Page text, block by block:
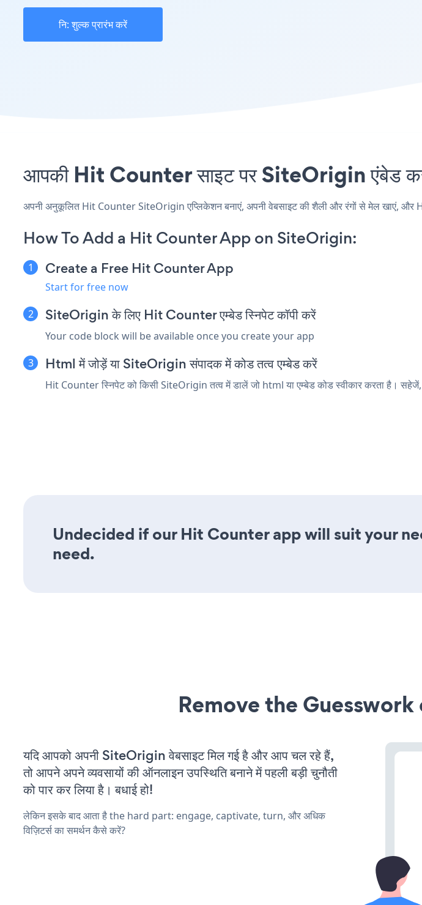
नि: शुल्क प्रारंभ करें
आपकी Hit Counter साइट पर SiteOrigin एंबेड
अपनी अनुकूलित Hit Counter SiteOrigin एप्लिकेशन बनाएं, अपनी वेबसाइट की शैली और रंगों से मेल खाएं, और
How To Add a Hit Counter App on SiteOrigin:
Create a Free Hit Counter App
Start for free now
SiteOrigin के लिए Hit Counter एम्बेड स्निपेट कॉपी करें
Your code block will be available once you create your app
Html में जोड़ें या SiteOrigin संपादक में कोड तत्व एम्बेड करें
Hit Counter स्निपेट को किसी SiteOrigin तत्व में डालें जो html या एम्बेड कोड स्वीकार करता है।
Undecided if our Hit Counter app will suit your
need.
Remove the
यदि आपको अपनी SiteOrigin वेबसाइट मिल गई है और आप चल रहे हैं,
तो आपने अपने व्यवसायों की ऑनलाइन उपस्थिति बनाने में पहली बड़ी चुनौती
को पार कर लिया है। बधाई हो!
लेकिन इसके बाद आता है the hard part: engage, captivate, turn, और अधिक
विज़िटर्स का समर्थन कैसे करें?